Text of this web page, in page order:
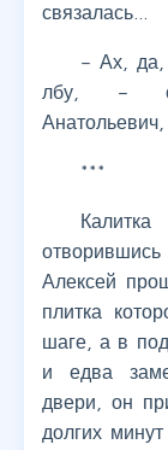
связалась…
– Ах, да,
лбу, –
***
Алексей
плитка
шаге, а в
и едва
двери, он
долгих